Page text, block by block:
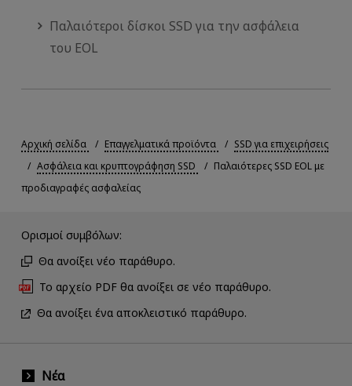
Παλαιότεροι δίσκοι SSD για την ασφάλεια
του EOL
Αρχική σελίδα Επαγγελματικά προϊόντα
SSD για επιχειρήσεις
Ασφάλεια και κρυπτογράφηση SSD
Παλαιότερες SSD EOL με
προδιαγραφές ασφαλείας
Ορισμοί συμβόλων:
Θα ανοίξει νέο παράθυρο.
Το αρχείο PDF θα ανοίξει σε νέο παράθυρο.
Θα ανοίξει ένα αποκλειστικό παράθυρο.
Νέα